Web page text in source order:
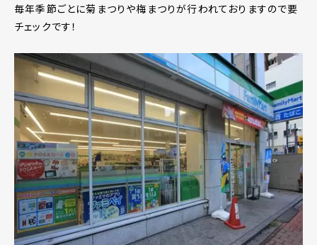
毎年季節ごとに菊まつりや梅まつりが行われておりますので要
チェックです！